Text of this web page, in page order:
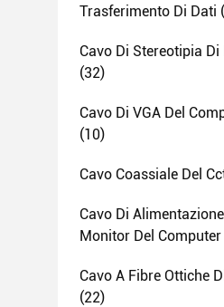
Trasferimento Di Dati
Cavo Di Stereotipia Di
(32)
Cavo Di VGA Del
(10)
Cavo Coassiale Del
Cavo Di Alimentazione
Monitor Del Computer
Cavo A Fibre Ottiche
(22)